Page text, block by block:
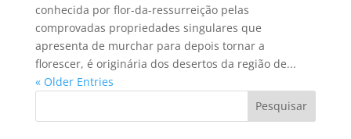
conhecida por flor-da-ressurreição pelas
comprovadas propriedades singulares que
apresenta de murchar para depois tornar a
florescer, é originária dos desertos da região de...
« Older Entries